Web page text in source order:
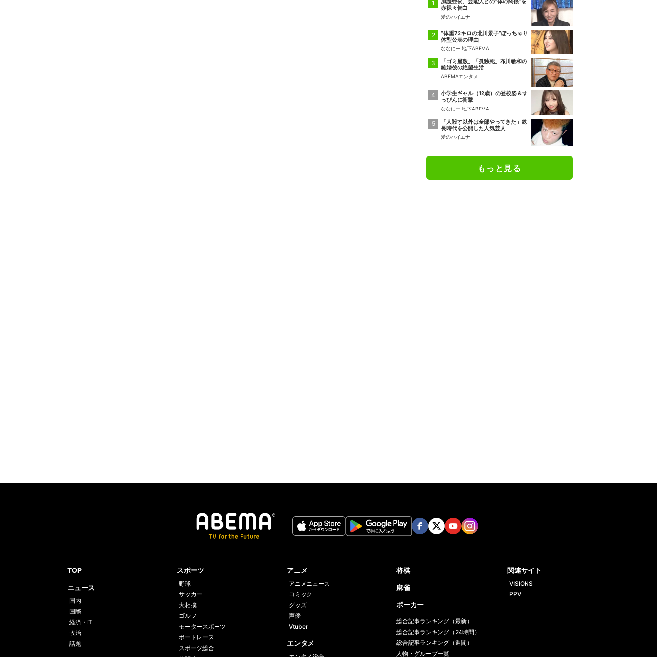
加護亜依、芸能人との“体の関係”を
赤裸々告白
愛のハイエナ
“体重72キロの北川景子”ぽっちゃり
体型公表の理由
ななにー 地下ABEMA
「ゴミ屋敷」「孤独死」布川敏和の
離婚後の絶望生活
ABEMAエンタメ
小学生ギャル（12歳）の登校姿＆す
っぴんに衝撃
ななにー 地下ABEMA
「人殺す以外は全部やってきた」総
長時代を公開した人気芸人
愛のハイエナ
もっと見る
TOP
ニュース
国内
国際
経済・IT
政治
話題
スポーツ
野球
サッカー
大相撲
ゴルフ
モータースポーツ
ボートレース
スポーツ総合
アニメ
アニメニュース
コミック
グッズ
声優
Vtuber
エンタメ
将棋
麻雀
ポーカー
総合記事ランキング（最新）
総合記事ランキング（24時間）
総合記事ランキング（週間）
人物・グループ一覧
関連サイト
VISIONS
PPV